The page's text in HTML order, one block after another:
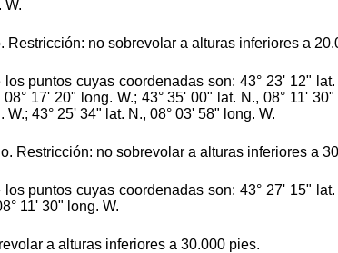
W.
no sobrevolar a alturas inferiores a
puntos cuyas coordenadas son: 43° 23' 12"
17' 20" long. W.; 43° 35' 00" lat. N., 08° 11'
43° 25' 34" lat. N., 08° 03' 58" long. W.
Restricción: no sobrevolar a alturas inferiores a
puntos cuyas coordenadas son: 43° 27' 15"
11' 30" long. W.
a alturas inferiores a 30.000 pies.